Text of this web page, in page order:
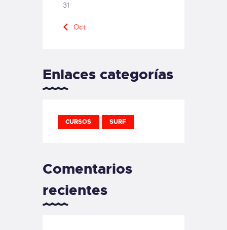
31
« Oct
Enlaces categorías
CURSOS SURF
Comentarios
recientes